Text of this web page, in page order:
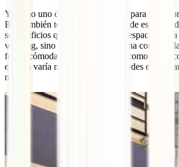
Y, como uno de los mejores sitios para vivir
Bali también te ofrece un montón de espacios
son edificios que no solo ofrecen espacios
working, sino habitaciones y cocina
forma cómoda con otros viajeros como tú. El
en Bali varía muchísimo, pero puedes
mes.